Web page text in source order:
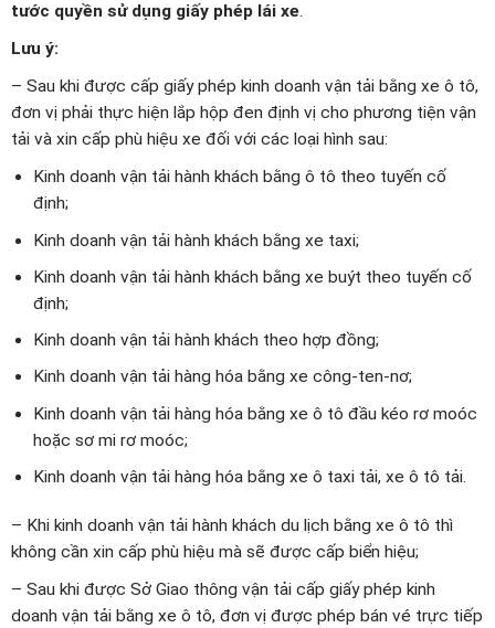
tước quyền sử dụng giấy phép lái xe.
Lưu ý:
– Sau khi được cấp giấy phép kinh doanh vận tải bằng xe ô tô,
đơn vị phải thực hiện lắp hộp đen định vị cho phương tiện vận
tải và xin cấp phù hiệu xe đối với các loại hình sau:
Kinh doanh vận tải hành khách bằng ô tô theo tuyến cố
định;
Kinh doanh vận tải hành khách bằng xe taxi;
Kinh doanh vận tải hành khách bằng xe buýt theo tuyến cố
định;
Kinh doanh vận tải hành khách theo hợp đồng;
Kinh doanh vận tải hàng hóa bằng xe công-ten-nơ;
Kinh doanh vận tải hàng hóa bằng xe ô tô đầu kéo rơ moóc
hoặc sơ mi rơ moóc;
Kinh doanh vận tải hàng hóa bằng xe ô taxi tải, xe ô tô tải.
– Khi kinh doanh vận tải hành khách du lịch bằng xe ô tô thì
không cần xin cấp phù hiệu mà sẽ được cấp biển hiệu;
– Sau khi được Sở Giao thông vận tải cấp giấy phép kinh
doanh vận tải bằng xe ô tô, đơn vị được phép bán vé trực tiếp